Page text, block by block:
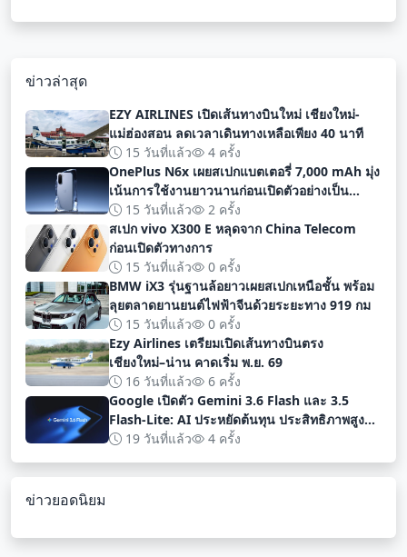
ข่าวล่าสุด
EZY AIRLINES เปิดเส้นทางบินใหม่ เชียงใหม่-
แม่ฮ่องสอน ลดเวลาเดินทางเหลือเพียง 40 นาที
15 วันที่แล้ว
4 ครั้ง
OnePlus N6x เผยสเปกแบตเตอรี่ 7,000 mAh มุ่ง
เน้นการใช้งานยาวนานก่อนเปิดตัวอย่างเป็น
ทางการ
15 วันที่แล้ว
2 ครั้ง
สเปก vivo X300 E หลุดจาก China Telecom
ก่อนเปิดตัวทางการ
15 วันที่แล้ว
0 ครั้ง
BMW iX3 รุ่นฐานล้อยาวเผยสเปกเหนือชั้น พร้อม
ลุยตลาดยานยนต์ไฟฟ้าจีนด้วยระยะทาง 919 กม
15 วันที่แล้ว
0 ครั้ง
Ezy Airlines เตรียมเปิดเส้นทางบินตรง
เชียงใหม่–น่าน คาดเริ่ม พ.ย. 69
16 วันที่แล้ว
6 ครั้ง
Google เปิดตัว Gemini 3.6 Flash และ 3.5
Flash-Lite: AI ประหยัดต้นทุน ประสิทธิภาพสูง
สำหรับนักพัฒนา
19 วันที่แล้ว 4 ครั้ง
ข่าวยอดนิยม